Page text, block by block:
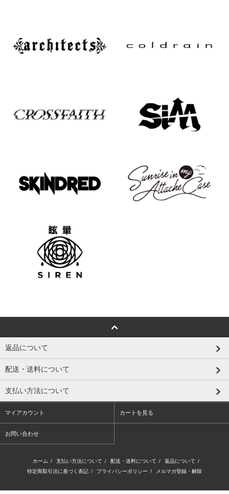
返品について
配送・送料について
支払い方法について
マイアカウント カートを見る
お問い合わせ
ホーム / 支払い方法について / 配送・送料について / 返品について /
特定商取引法に基づく表記 / プライバシーポリシー / メルマガ登録・解除